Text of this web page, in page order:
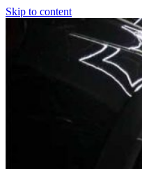
Skip to content